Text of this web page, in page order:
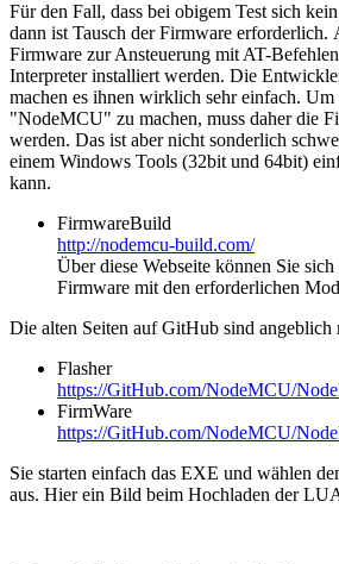
Für den Fall, dass bei obigem Test sich
dann ist Tausch der Firmware erforderlich.
Firmware zur Ansteuerung mit AT-
Interpreter installiert werden. Die
machen es ihnen wirklich sehr einfach. Um
"NodeMCU" zu machen, muss daher die
werden. Das ist aber nicht sonderlich
einem Windows Tools (32bit und 64bit)
kann.
FirmwareBuild
http://nodemcu-build.com/
Über diese Webseite können Sie
Firmware mit den erforderlichen
Die alten Seiten auf GitHub sind angeblich
Flasher
https://GitHub.com/NodeMCU/
FirmWare
https://GitHub.com/NodeMCU/
Sie starten einfach das EXE und wählen
aus. Hier ein Bild beim Hochladen der